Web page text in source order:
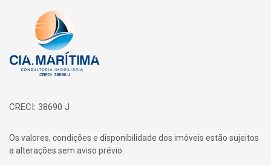
Página inicial
CRECI: 38690 J
Os valores, condições e disponibilidade dos imóveis estão sujeitos
a alterações sem aviso prévio.